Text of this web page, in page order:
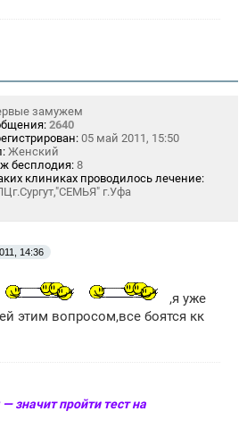
замужем
2640
05 май 2011, 15:50
Женский
бесплодия: 8
клиниках проводилось лечение:
г.Уфа
14:36
,я уже
этим вопросом,все боятся кк
значит пройти тест на